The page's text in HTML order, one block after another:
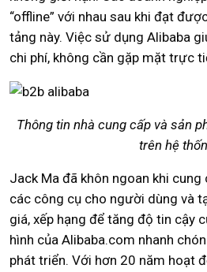
“offline” với nhau sau khi đạt
tảng này. Việc sử dụng Alibaba
chi phí, không cần gặp mặt trực
Thông tin nhà cung cấp và sản
trên hệ
Jack Ma đã khôn ngoan khi cung
các công cụ cho người dùng và
giá, xếp hạng để tăng độ tin cậy
hình của Alibaba.com nhanh
phát triển. Với hơn 20 năm hoạt